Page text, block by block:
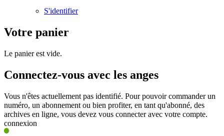
S'identifier
Votre panier
Le panier est vide.
Connectez-vous avec les anges
Vous n'êtes actuellement pas identifié. Pour pouvoir commander un
numéro, un abonnement ou bien profiter, en tant qu'abonné, des
archives en ligne, vous devez vous connecter avec votre compte.
connexion